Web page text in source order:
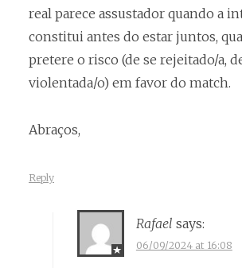
real parece assustador quando a
constitui antes do estar juntos,
pretere o risco (de se rejeitado/a,
violentada/o) em favor do match.
Abraços,
Reply
Rafael says:
06/09/2024 at 16:08